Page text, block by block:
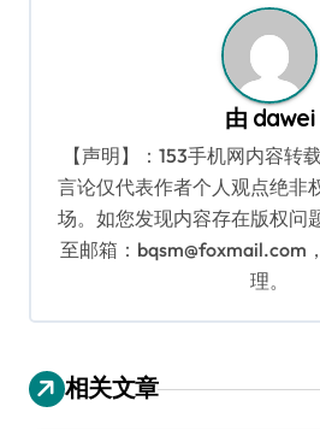
由 dawei
【声明】：153手机网内容转
言论仅代表作者个人观点绝非
场。如您发现内容存在版权问
至邮箱：bqsm@foxmail.com
理。
相关文章